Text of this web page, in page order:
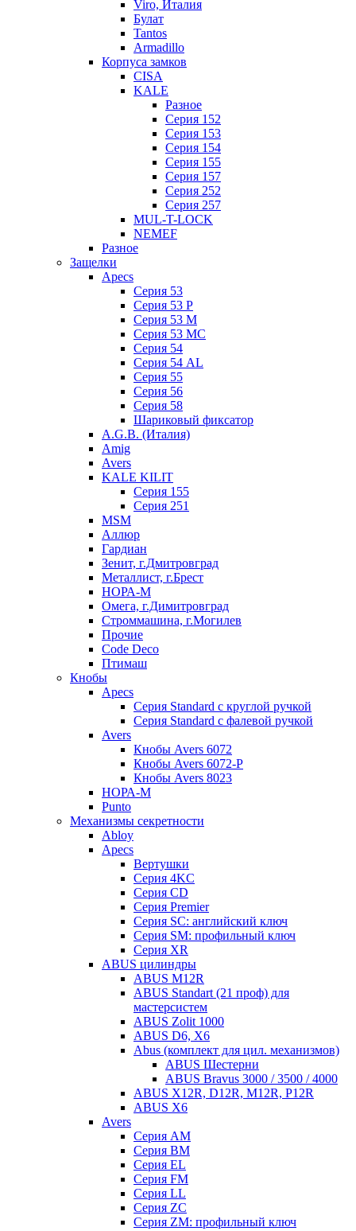
Viro, Италия
Булат
Tantos
Armadillo
Корпуса замков
CISA
KALE
Разное
Серия 152
Серия 153
Серия 154
Серия 155
Серия 157
Серия 252
Серия 257
MUL-T-LOCK
NEMEF
Разное
Защелки
Apecs
Серия 53
Серия 53 P
Серия 53 М
Серия 53 МC
Серия 54
Серия 54 AL
Серия 55
Серия 56
Серия 58
Шариковый фиксатор
A.G.B. (Италия)
Amig
Avers
KALE KILIT
Серия 155
Серия 251
MSM
Аллюр
Гардиан
Зенит, г.Дмитровград
Металлист, г.Брест
НОРА-М
Омега, г.Димитровград
Строммашина, г.Могилев
Прочие
Code Deco
Птимаш
Кнобы
Apecs
Серия Standard с круглой ручкой
Серия Standard с фалевой ручкой
Avers
Кнобы Avers 6072
Кнобы Avers 6072-P
Кнобы Avers 8023
НОРА-М
Punto
Механизмы секретности
Abloy
Apecs
Вертушки
Серия 4KC
Серия CD
Серия Premier
Серия SC: английский ключ
Серия SM: профильный ключ
Серия XR
ABUS цилиндры
ABUS M12R
ABUS Standart (21 проф) для
мастерсистем
ABUS Zolit 1000
ABUS D6, X6
Abus (комплект для цил. механизмов)
ABUS Шестерни
ABUS Bravus 3000 / 3500 / 4000
ABUS X12R, D12R, M12R, P12R
ABUS X6
Avers
Серия AM
Серия BM
Серия EL
Серия FM
Серия LL
Серия ZC
Серия ZM: профильный ключ